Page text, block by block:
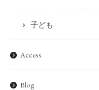
子ども
Access
Blog